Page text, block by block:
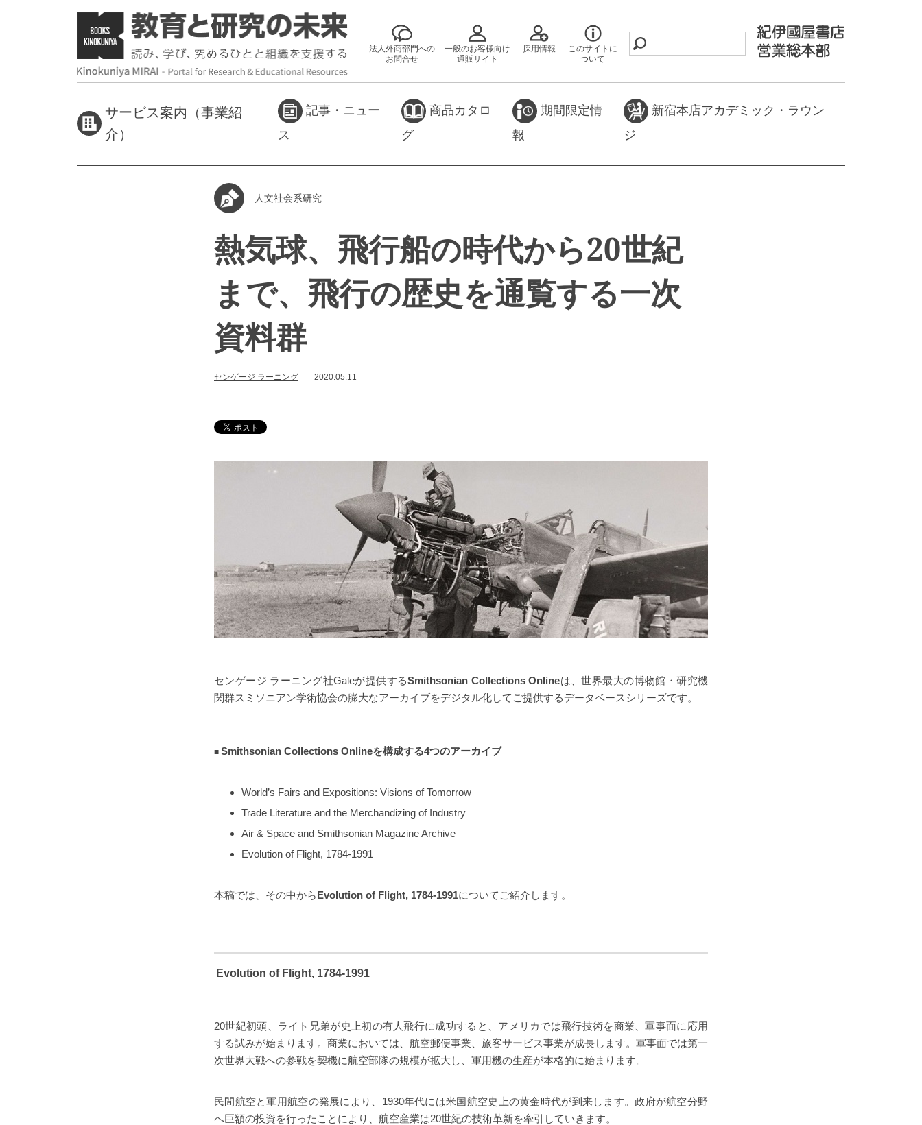
法人外商部門への
お問合せ
一般のお客様向け
通販サイト
採用情報
このサイトに
ついて
サービス案内（事業紹
介）
記事・ニュー
ス
商品カタロ
グ
期間限定情
報
新宿本店アカデミック・ラウン
ジ
人文社会系研究
熱気球、飛行船の時代から20世紀
まで、飛行の歴史を通覧する一次
資料群
センゲージ ラーニング 2020.05.11
センゲージ ラーニング社Galeが提供するSmithsonian Collections Onlineは、世界最大の博物館・研究機
関群スミソニアン学術協会の膨大なアーカイブをデジタル化してご提供するデータベースシリーズです。
Smithsonian Collections Onlineを構成する4つのアーカイブ
World’s Fairs and Expositions: Visions of Tomorrow
Trade Literature and the Merchandizing of Industry
Air & Space and Smithsonian Magazine Archive
Evolution of Flight, 1784-1991
本稿では、その中からEvolution of Flight, 1784-1991についてご紹介します。
Evolution of Flight, 1784-1991
20世紀初頭、ライト兄弟が史上初の有人飛行に成功すると、アメリカでは飛行技術を商業、軍事面に応用
する試みが始まります。商業においては、航空郵便事業、旅客サービス事業が成長します。軍事面では第一
次世界大戦への参戦を契機に航空部隊の規模が拡大し、軍用機の生産が本格的に始まります。
民間航空と軍用航空の発展により、1930年代には米国航空史上の黄金時代が到来します。政府が航空分野
へ巨額の投資を行ったことにより、航空産業は20世紀の技術革新を牽引していきます。